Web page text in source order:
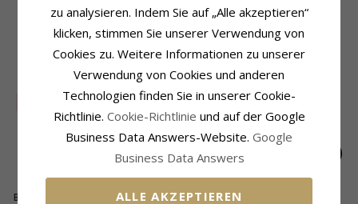
Lieferzeit
Lieferzeit: 4-5 Werktage
VERWANDTE PRODUKTE
30%
Blauem Armband aus
Herz Armband aus
zu analysieren. Indem Sie auf „Alle akzeptieren“
klicken, stimmen Sie unserer Verwendung von
Cookies zu. Weitere Informationen zu unserer
Verwendung von Cookies und anderen
Technologien finden Sie in unserer Cookie-
Richtlinie. Cookie-Richtlinie und auf der Google
Business Data Answers-Website. Google
Business Data Answers
ALLE AKZEPTIEREN